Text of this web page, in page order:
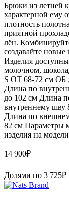
Брюки из летней
характерной ему
плотность
приятной
лён.
создавайте
Изделия
молочном,
S ОТ 68-72 см ОБ
Длина по
до 102 см Длина
внутреннему шву
Длина по
82 см Параметры
изделия на
14 900₽
Долями по 3 725₽